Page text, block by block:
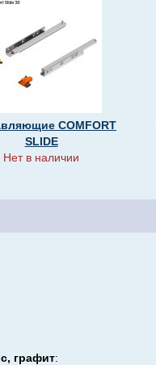
COMFORT
SLIDE
Нет в наличии
графит: